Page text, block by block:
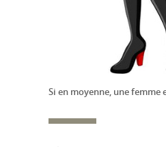
Si en moyenne, une